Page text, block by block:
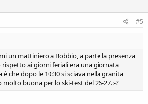
#5
un mattiniero a Bobbio, a parte la presenza
ai giorni feriali era una giornata
che dopo le 10:30 si sciava nella granita
buona per lo ski-test del 26-27.:-?